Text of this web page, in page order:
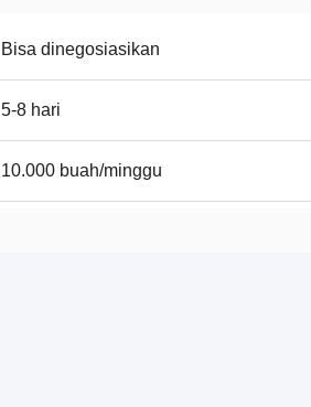
Bisa dinegosiasikan
5-8 hari
10.000 buah/minggu